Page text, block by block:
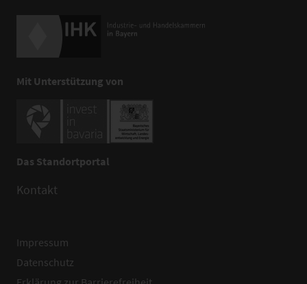
Mit Unterstützung von
Das Standortportal
Kontakt
Impressum
Datenschutz